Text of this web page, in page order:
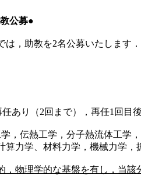
公募●
，助教を2名公募いたします
あり（2回まで），再任1回目
，伝熱工学，分子熱流体工学，
学、材料力学，機械力学，
，物理学的な基盤を有し，当